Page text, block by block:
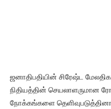
ஜனாதிபதியின் சிரேஷ்ட
நிதியத்தின் செயலாளருமான
நோக்கங்களை